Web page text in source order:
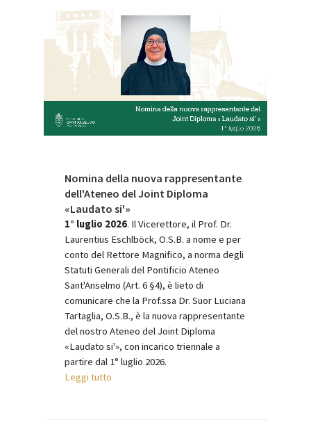
Nomina della nuova rappresentante
dell'Ateneo del Joint Diploma
«Laudato si'»
1° luglio 2026. Il Vicerettore, il Prof. Dr.
Laurentius Eschlböck, O.S.B. a nome e per
conto del Rettore Magnifico, a norma degli
Statuti Generali del Pontificio Ateneo
Sant'Anselmo (Art. 6 §4), è lieto di
comunicare che la Prof.ssa Dr. Suor Luciana
Tartaglia, O.S.B., è la nuova rappresentante
del nostro Ateneo del Joint Diploma
«Laudato si'», con incarico triennale a
partire dal 1° luglio 2026.
Leggi tutto